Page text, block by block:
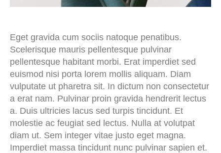
Eget gravida cum sociis natoque penatibus.
Scelerisque mauris pellentesque pulvinar
pellentesque habitant morbi. Erat imperdiet sed
euismod nisi porta lorem mollis aliquam. Diam
vulputate ut pharetra sit. In dictum non consectetur
a erat nam. Pulvinar proin gravida hendrerit lectus
a. Duis ultricies lacus sed turpis tincidunt. Et
molestie ac feugiat sed lectus. Nulla at volutpat
diam ut. Sem integer vitae justo eget magna.
Imperdiet massa tincidunt nunc pulvinar sapien et.